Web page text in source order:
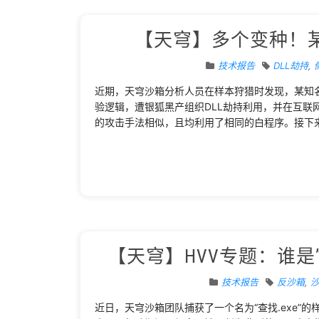
【天穹】多个变种
技术报告 DLL劫持,
近期，天穹沙箱分析人员在样本狩猎时发现，某
验逻辑，遭银狐黑产组织DLL劫持利用，并在互
的攻击手法相似，且均利用了相同的白程序。接
【天穹】HVV专题：谁
技术报告 反沙箱,
近日，天穹沙箱团队捕获了一个名为“查找.exe”